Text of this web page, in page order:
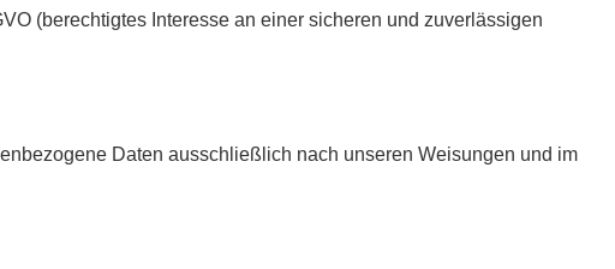
(berechtigtes Interesse an einer sicheren und zuverlässigen
Daten ausschließlich nach unseren Weisungen und im